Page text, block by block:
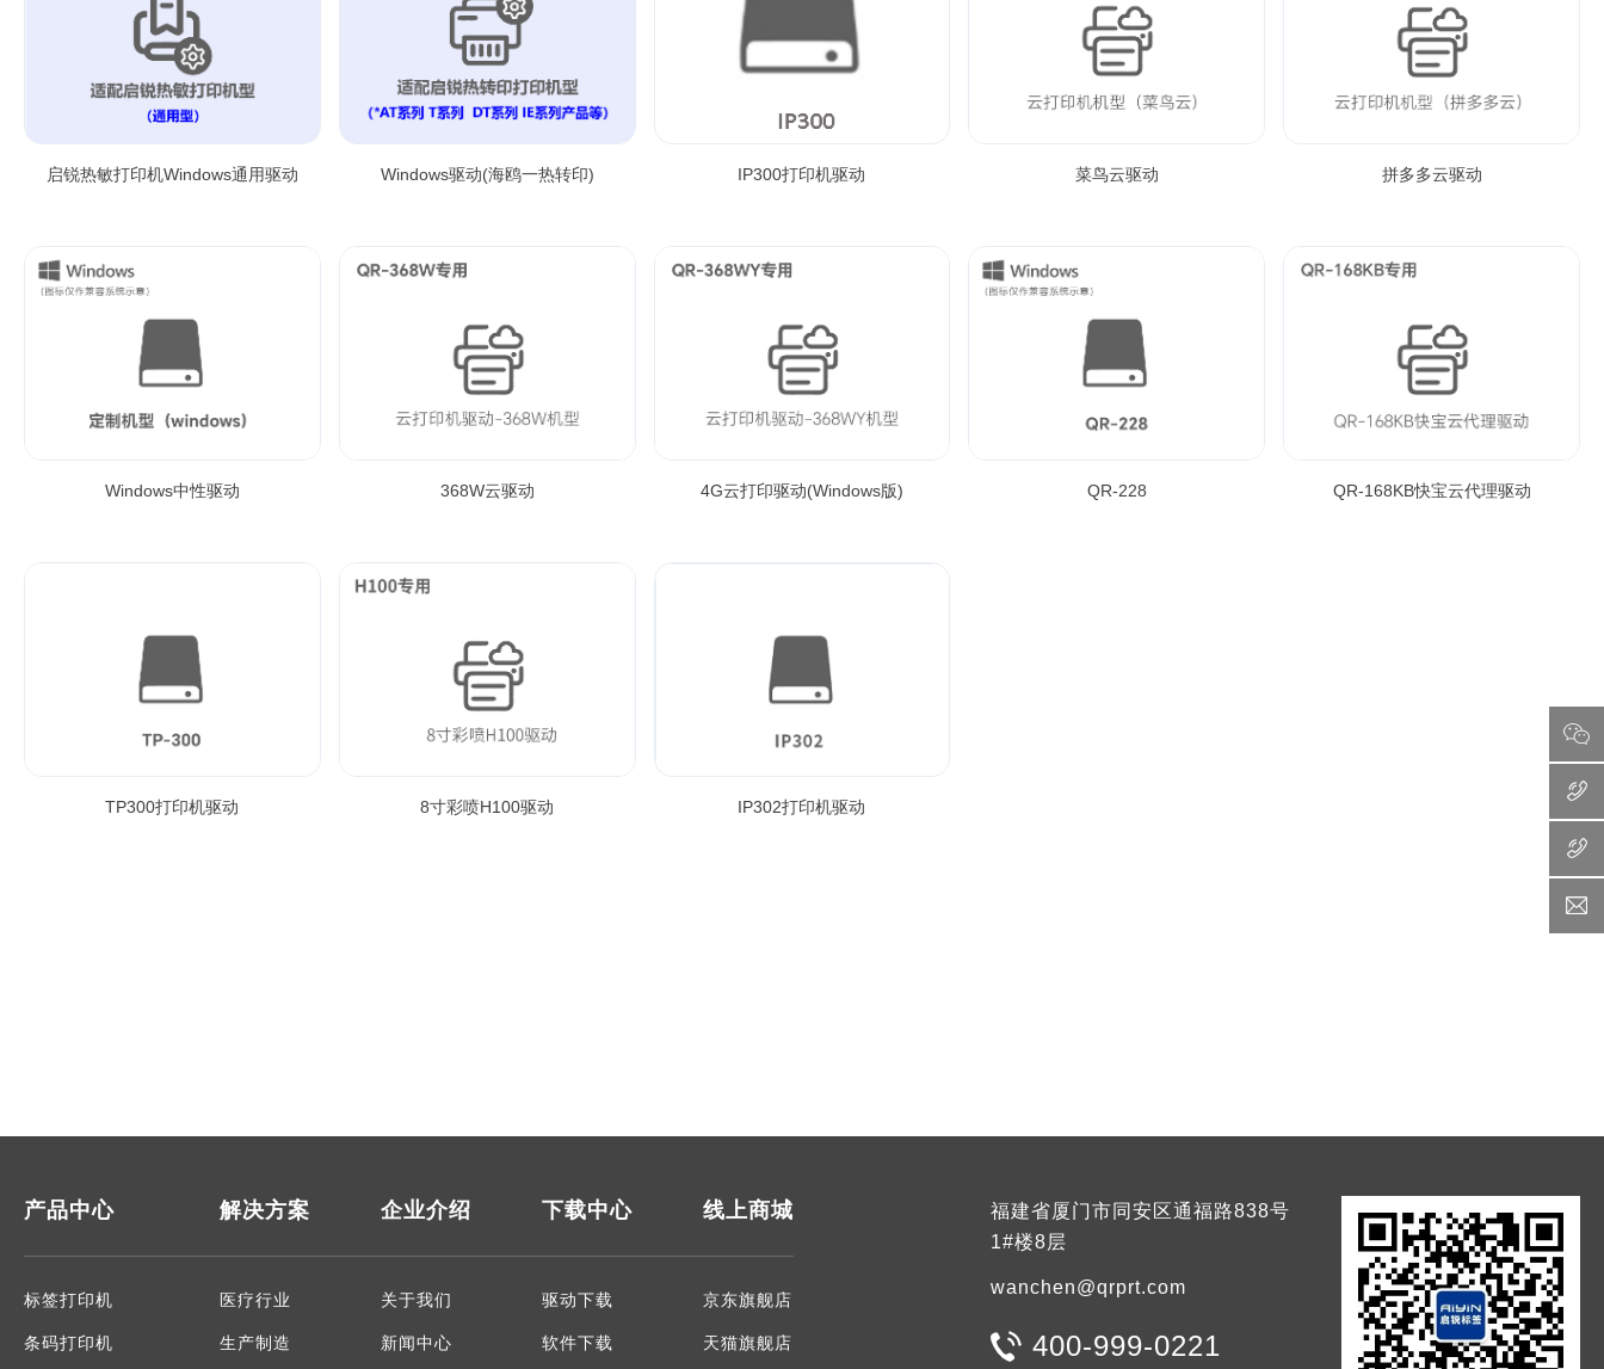
启锐热敏打印机Windows通用驱动 Windows驱动(海鸥一热转印) IP300打印机驱动 菜鸟云驱动 拼多多云驱动
Windows中性驱动 368W云驱动 4G云打印驱动(Windows版) QR-228 QR-168KB快宝云代理驱动
TP300打印机驱动 8寸彩喷H100驱动 IP302打印机驱动
产品中心
标签打印机
条码打印机
解决方案
医疗行业
生产制造
企业介绍
关于我们
新闻中心
下载中心
驱动下载
软件下载
线上商城
京东旗舰店
天猫旗舰店
福建省厦门市同安区通福路838号
1#楼8层
wanchen@qrprt.com
400-999-0221